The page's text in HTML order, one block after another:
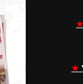
★
★